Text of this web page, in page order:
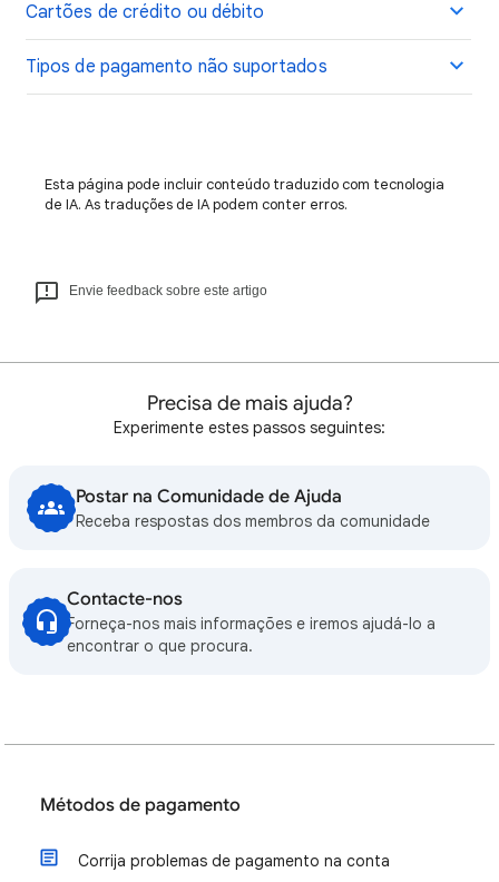
Cartões de crédito ou débito
Tipos de pagamento não suportados
Esta página pode incluir conteúdo traduzido com tecnologia
de IA. As traduções de IA podem conter erros.
Envie feedback sobre este artigo
Precisa de mais ajuda?
Experimente estes passos seguintes:
Postar na Comunidade de Ajuda
Receba respostas dos membros da comunidade
Contacte-nos
Forneça-nos mais informações e iremos ajudá-lo a
encontrar o que procura.
Métodos de pagamento
Corrija problemas de pagamento na conta